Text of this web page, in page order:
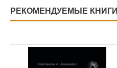
РЕКОМЕНДУЕМЫЕ КНИГИ